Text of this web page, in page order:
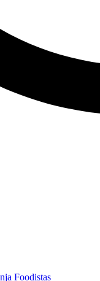
Foodistas